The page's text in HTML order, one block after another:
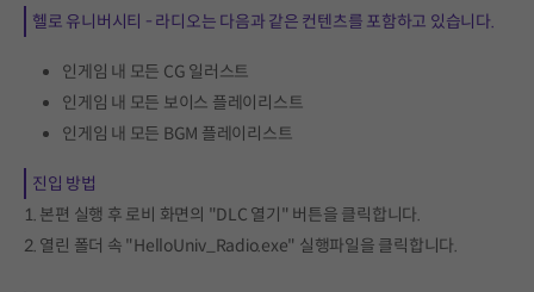
헬로 유니버시티 - 라디오는 다음과 같은 컨텐츠를 포함하고 있습니다.
인게임 내 모든 CG 일러스트
인게임 내 모든 보이스 플레이리스트
인게임 내 모든 BGM 플레이리스트
진입 방법
1. 본편 실행 후 로비 화면의 "DLC 열기" 버튼을 클릭합니다.
2. 열린 폴더 속 "HelloUniv_Radio.exe" 실행파일을 클릭합니다.